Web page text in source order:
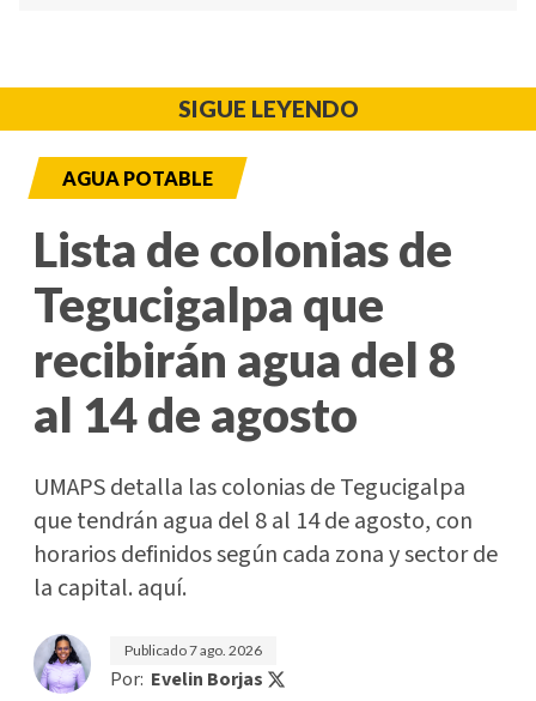
SIGUE LEYENDO
AGUA POTABLE
Lista de colonias de
Tegucigalpa que
recibirán agua del 8
al 14 de agosto
UMAPS detalla las colonias de Tegucigalpa
que tendrán agua del 8 al 14 de agosto, con
horarios definidos según cada zona y sector de
la capital. aquí.
Publicado7 ago. 2026
Por: Evelin Borjas